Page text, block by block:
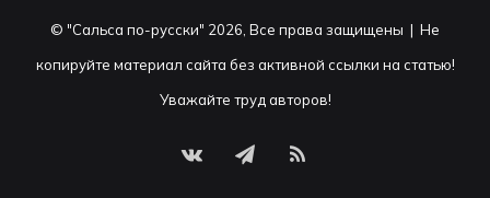
© "Сальса по-русски" 2026, Все права защищены | Не
копируйте материал сайта без активной ссылки на статью!
Уважайте труд авторов!
vk.com Telegram